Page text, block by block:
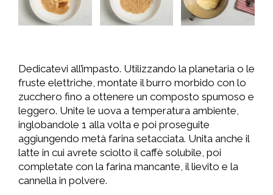
Dedicatevi all’impasto. Utilizzando la planetaria o le
fruste elettriche, montate il burro morbido con lo
zucchero fino a ottenere un composto spumoso e
leggero. Unite le uova a temperatura ambiente,
inglobandole 1 alla volta e poi proseguite
aggiungendo metà farina setacciata. Unita anche il
latte in cui avrete sciolto il caffè solubile, poi
completate con la farina mancante, il lievito e la
cannella in polvere.